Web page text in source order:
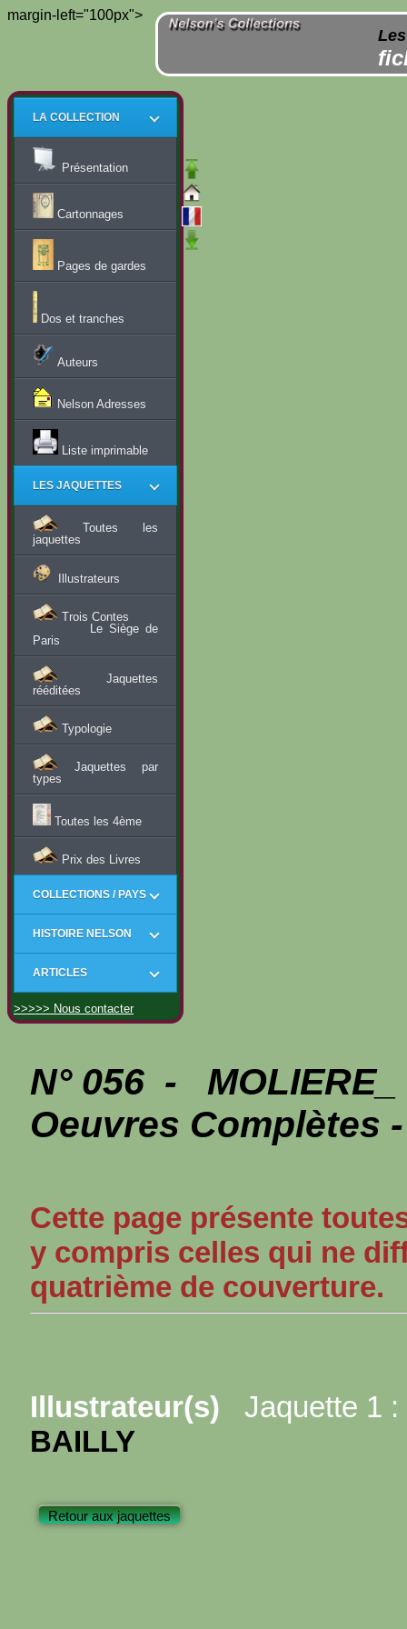
margin-left="100px">
LA COLLECTION
Présentation
Cartonnages
Pages de gardes
Dos et tranches
Auteurs
Nelson Adresses
Liste imprimable
LES JAQUETTES
Toutes les
jaquettes
Illustrateurs
Trois Contes
Le Siège de
Paris
Jaquettes
rééditées
Typologie
Jaquettes par
types
Toutes les 4ème
Prix des Livres
COLLECTIONS / PAYS
HISTOIRE NELSON
ARTICLES
>>>>> Nous contacter
N° 056 - MOLIERE_
Oeuvres Complètes
Cette page présente
y compris celles qui ne
quatrième de couverture.
Illustrateur(s) Jaquette 1 :
BAILLY
Retour aux jaquettes